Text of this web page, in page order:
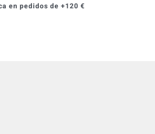
en pedidos de +120 €